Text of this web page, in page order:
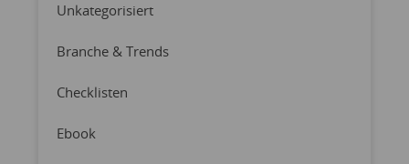
Unkategorisiert
Branche & Trends
Checklisten
Ebook